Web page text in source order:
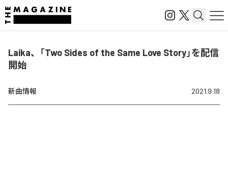
Laika、「Two Sides of the Same Love Story」を配信
開始
新曲情報 2021.9.18